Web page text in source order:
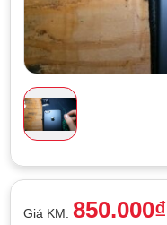
Giá KM: 850.000₫